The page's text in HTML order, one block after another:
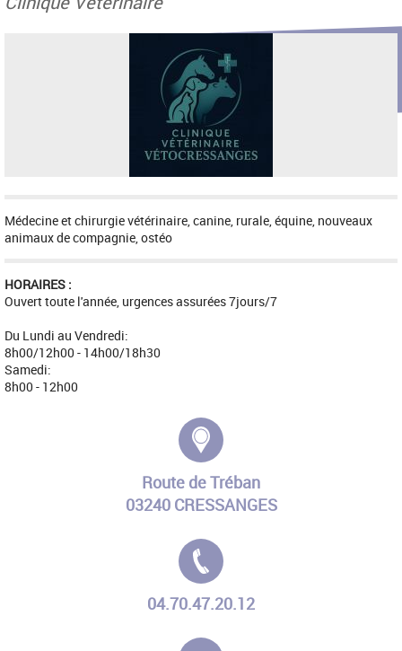
Médecine et chirurgie vétérinaire, canine, rurale, équine, nouveaux
animaux de compagnie, ostéo
HORAIRES :
Ouvert toute l'année, urgences assurées 7jours/7
Du Lundi au Vendredi:
8h00/12h00 - 14h00/18h30
Samedi:
8h00 - 12h00
Route de Tréban
03240 CRESSANGES
04.70.47.20.12